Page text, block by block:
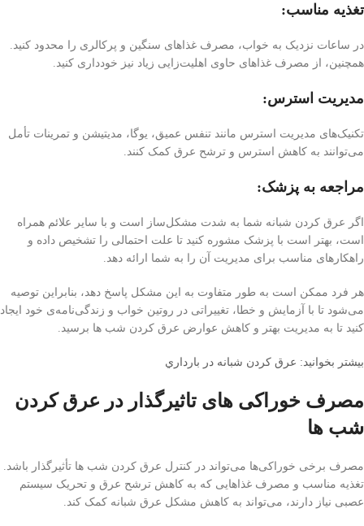
تغذیه مناسب:
در ساعات نزدیک به خواب، مصرف غذاهای سنگین و پرکالری را محدود کنید.
همچنین، از مصرف غذاهای حاوی اهلیت‌زایی زیاد نیز خودداری کنید.
مدیریت استرس:
تکنیک‌های مدیریت استرس مانند تنفس عمیق، یوگا، مدیتیشن و تمرینات تأمل
می‌توانند به کاهش استرس و ترشح عرق کمک کنند.
مراجعه به پزشک:
اگر عرق کردن شبانه شما به شدت مشکل‌ساز است و با سایر علائم همراه
است، بهتر است با پزشک مشوره کنید تا علت احتمالی را تشخیص داده و
راهکارهای مناسب برای مدیریت آن را به شما ارائه دهد.
هر فرد ممکن است به طور متفاوت به این مشکل پاسخ دهد، بنابراین توصیه
می‌شود تا با آزمایش و خطا، تغییراتی در روتین خواب و زندگی‌نامه‌ی خود ایجاد
کنید تا به مدیریت بهتر و کاهش عوارض عرق کردن شب ها برسید.
بیشتر بخوانید: عرق كردن شبانه در بارداري
مصرف خوراکی های تاثیرگذار در عرق کردن
شب ها
مصرف برخی خوراکی‌ها می‌تواند در کنترل عرق کردن شب ها تأثیرگذار باشد.
تغذیه مناسب و مصرف غذاهایی که به کاهش ترشح عرق و تحریک سیستم
عصبی نیاز دارند، می‌تواند به کاهش مشکل عرق شبانه کمک کند.